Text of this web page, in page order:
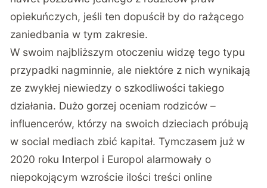
opiekuńczych, jeśli ten dopuścił by do rażącego
zaniedbania w tym zakresie.
W swoim najbliższym otoczeniu widzę tego typu
przypadki nagminnie, ale niektóre z nich wynikają
ze zwykłej niewiedzy o szkodliwości takiego
działania. Dużo gorzej oceniam rodziców –
influencerów, którzy na swoich dzieciach próbują
w social mediach zbić kapitał. Tymczasem już w
2020 roku Interpol i Europol alarmowały o
niepokojącym wzroście ilości treści online